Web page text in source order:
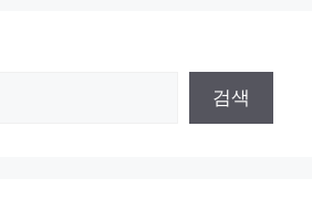
검색